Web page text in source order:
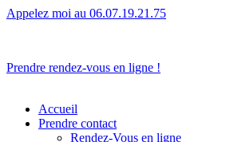
Appelez moi au 06.07.19.21.75
Prendre rendez-vous en ligne !
Accueil
Prendre contact
Rendez-Vous en ligne